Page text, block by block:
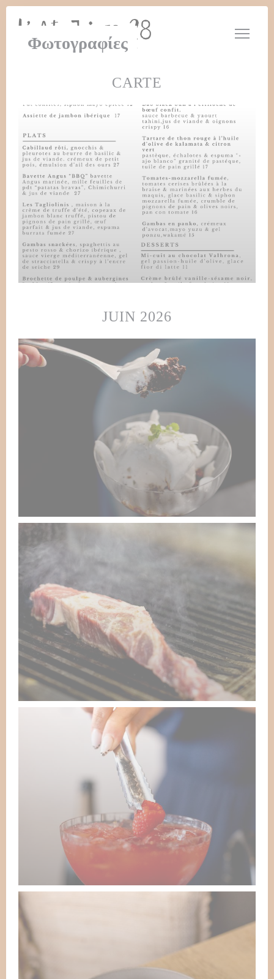
Πίνακας διαχείρισης "Μπισκότων" (Cookies)
Φωτογραφίες
CARTE
JUIN 2026